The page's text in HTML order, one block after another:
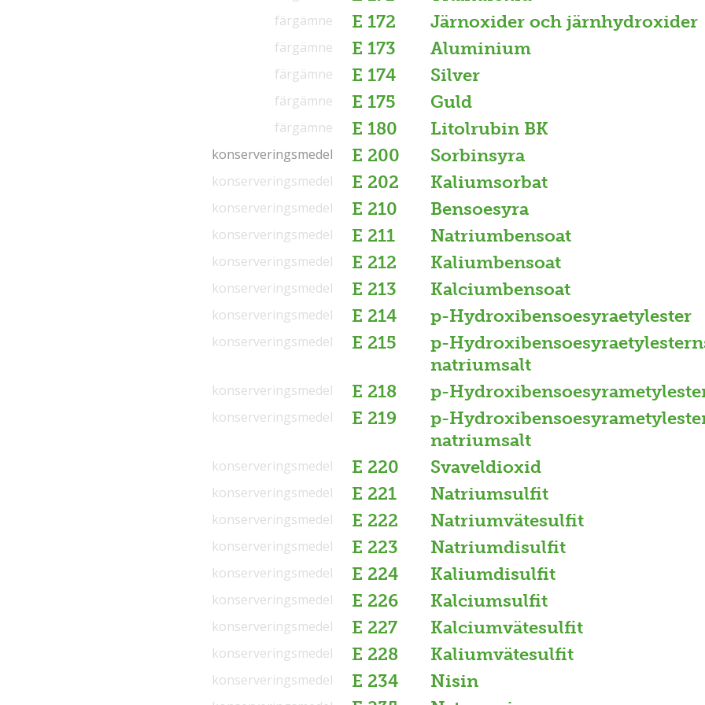
E 172 Järnoxider och järnhydroxider
färgämne
E 173 Aluminium
färgämne
E 174 Silver
färgämne
E 175 Guld
färgämne
E 180 Litolrubin BK
färgämne
E 200 Sorbinsyra
konserveringsmedel
konserveringsmedel
E 202 Kaliumsorbat
konserveringsmedel
E 210 Bensoesyra
konserveringsmedel
E 211 Natriumbensoat
konserveringsmedel
E 212 Kaliumbensoat
konserveringsmedel
E 213 Kalciumbensoat
konserveringsmedel
E 214 p-Hydroxibensoesyraetylester
konserveringsmedel
E 215
p-
natriumsalt
konserveringsmedel
E 218 p-
konserveringsmedel
E 219
p-
natriumsalt
konserveringsmedel
E 220 Svaveldioxid
konserveringsmedel
E 221 Natriumsulfit
konserveringsmedel
E 222 Natriumvätesulfit
konserveringsmedel
E 223 Natriumdisulfit
konserveringsmedel
E 224 Kaliumdisulfit
konserveringsmedel
E 226 Kalciumsulfit
konserveringsmedel
E 227 Kalciumvätesulfit
konserveringsmedel
E 228 Kaliumvätesulfit
konserveringsmedel
E 234 Nisin
konserveringsmedel